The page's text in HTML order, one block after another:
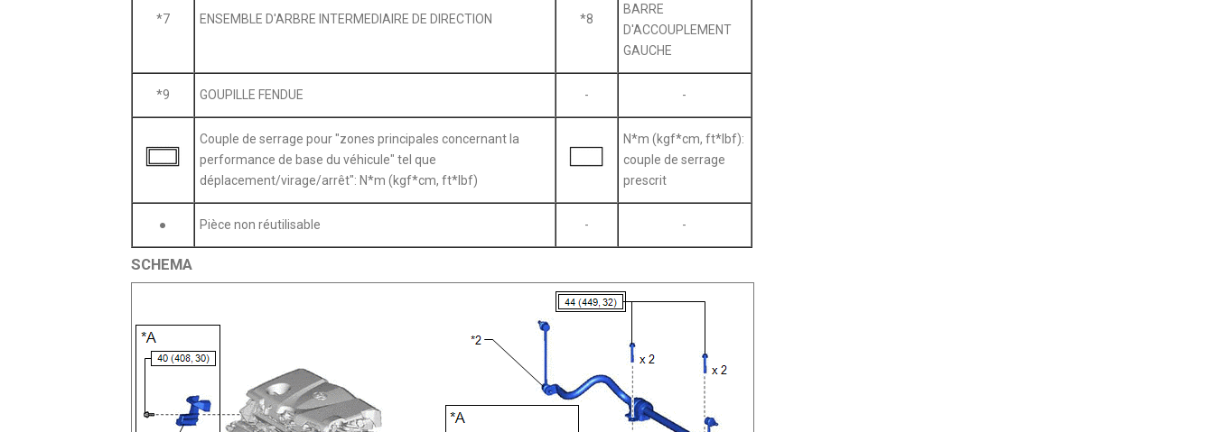
*7 ENSEMBLE D'ARBRE INTERMEDIAIRE DE DIRECTION *8
BARRE
D'ACCOUPLEMENT
GAUCHE
*9 GOUPILLE FENDUE - -
Couple de serrage pour "zones principales concernant la
performance de base du véhicule" tel que
déplacement/virage/arrêt": N*m (kgf*cm, ft*lbf)
N*m (kgf*cm, ft*lbf):
couple de serrage
prescrit
● Pièce non réutilisable - -
SCHEMA